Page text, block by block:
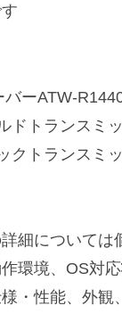
バーATW-
ドトランスミ
クトランスミ
細については
環境、OS対
・性能、外観